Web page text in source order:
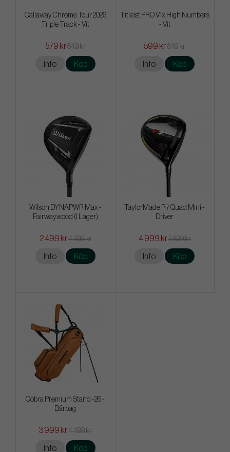
Callaway Chrome Tour 2026
Triple Track - Vit
579 kr649 kr
Info Köp
Titleist PRO V1x High Numbers
- Vit
599 kr649 kr
Info Köp
Wilson DYNAPWR Max -
Fairwaywood (I Lager)
2 499 kr4 599 kr
Info Köp
TaylorMade R7 Quad Mini -
Driver
4 999 kr5 899 kr
Info Köp
Cobra Premium Stand -26 -
Bärbag
3 999 kr4 499 kr
Info Köp